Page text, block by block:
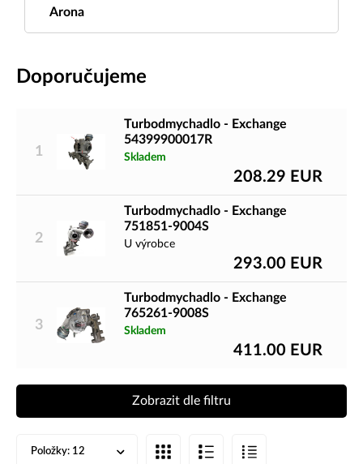
Arona
Doporučujeme
1
Turbodmychadlo - Exchange
54399900017R
Skladem
208.29 EUR
2
Turbodmychadlo - Exchange
751851-9004S
U výrobce
293.00 EUR
3
Turbodmychadlo - Exchange
765261-9008S
Skladem
411.00 EUR
Zobrazit dle filtru
Položky: 12